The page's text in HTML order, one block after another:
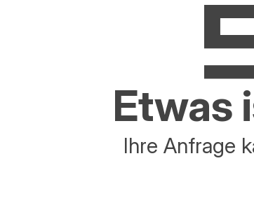
Etwas
Ihre Anfrage